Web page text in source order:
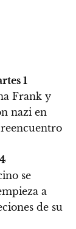
1
Frank y
nazi en
se
a
de su